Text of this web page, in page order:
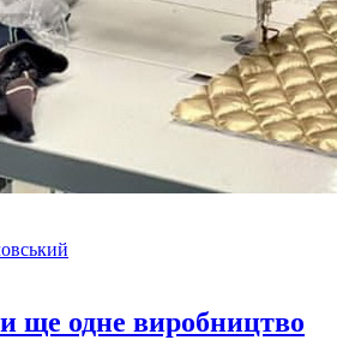
ще одне виробництво